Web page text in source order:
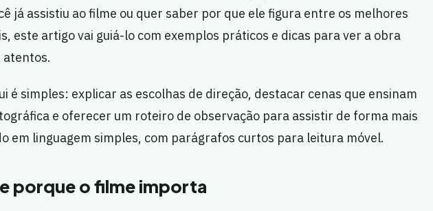
já assistiu ao filme ou quer saber por que ele figura entre os melhores
este artigo vai guiá-lo com exemplos práticos e dicas para ver a obra
atentos.
é simples: explicar as escolhas de direção, destacar cenas que ensinam
e oferecer um roteiro de observação para assistir de forma mais
em linguagem simples, com parágrafos curtos para leitura móvel.
porque o filme importa